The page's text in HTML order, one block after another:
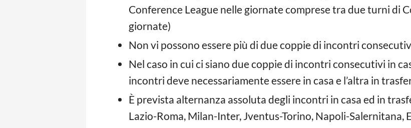
Conference League nelle giornate comprese tra due turni di
giornate)
Non vi possono essere più di due coppie di incontri
Nel caso in cui ci siano due coppie di incontri consecutivi in
incontri deve necessariamente essere in casa e l’altra in
È prevista alternanza assoluta degli incontri in casa ed in
Lazio-Roma, Milan-Inter, Jventus-Torino, Napoli-Salernitana,